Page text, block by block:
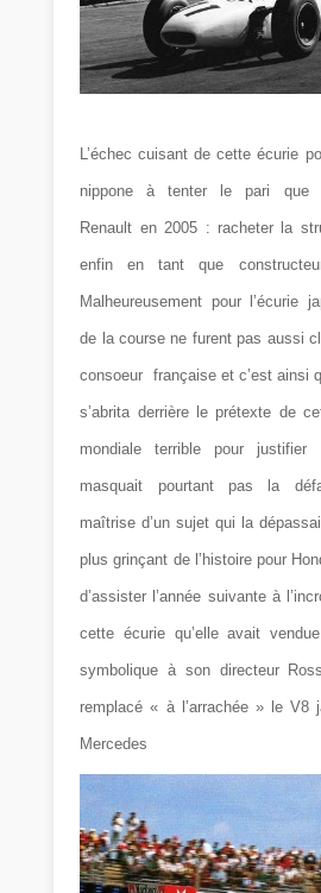
L’échec cuisant de cette écurie
nippone à tenter le pari que
Renault en 2005 : racheter la
enfin en tant que
Malheureusement pour l’écurie
de la course ne furent pas aussi
consoeur française et c’est ainsi
s’abrita derrière le prétexte de
mondiale terrible pour
masquait pourtant pas la
maîtrise d’un sujet qui la
plus grinçant de l’histoire pour
d’assister l’année suivante à
cette écurie qu’elle avait
symbolique à son directeur
remplacé « à l’arrachée » le V8